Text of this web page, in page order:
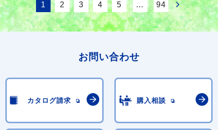
1 2 3 4 5 … 94
お問い合わせ
カタログ請求 購入相談